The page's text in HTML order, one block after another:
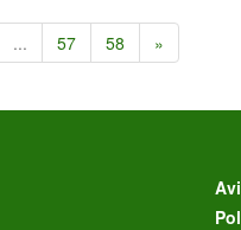
... 57 58 »